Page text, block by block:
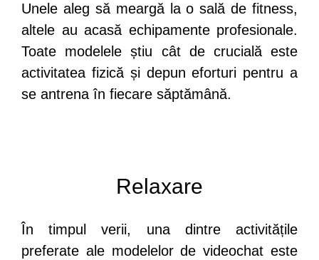
Unele aleg să meargă la o sală de fitness,
altele au acasă echipamente profesionale.
Toate modelele știu cât de crucială este
activitatea fizică și depun eforturi pentru a
se antrena în fiecare săptămână.
Relaxare
În timpul verii, una dintre activitățile
preferate ale modelelor de videochat este